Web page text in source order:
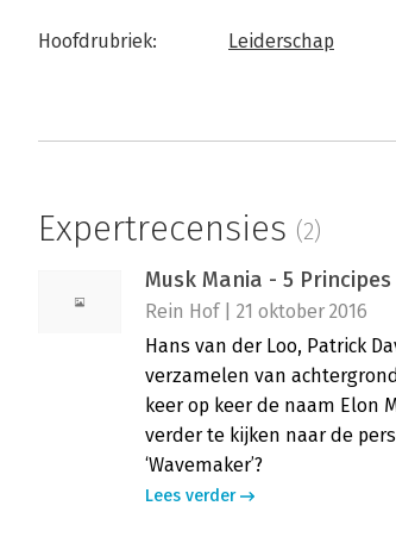
Hoofdrubriek: Leiderschap
Expertrecensies (2)
Musk Mania - 5 Principes
Rein Hof | 21 oktober 2016
Hans van der Loo, Patrick
verzamelen van
keer op keer de naam Elon
verder te kijken naar de
‘Wavemaker’?
Lees verder